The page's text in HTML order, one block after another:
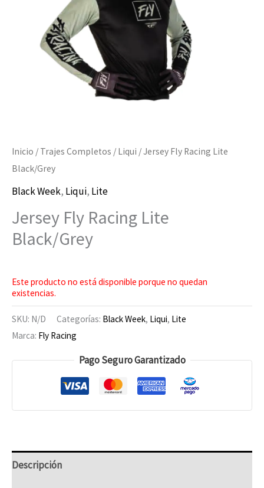
Inicio / Trajes Completos / Liqui / Jersey Fly Racing Lite
Black/Grey
Black Week, Liqui, Lite
Jersey Fly Racing Lite
Black/Grey
Este producto no está disponible porque no quedan
existencias.
SKU: N/D Categorías: Black Week, Liqui, Lite
Marca: Fly Racing
Pago Seguro Garantizado
Descripción